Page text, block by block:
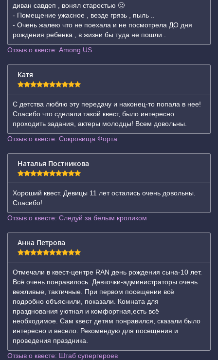
диван савдеп , вонял старостью 🥴
- Помещение ужасное , везде грязь , пыль ..
- Очень жалею что не поехала и не посмотрела ДО дня
рождения ребенка , в жизни бы туда не пошли .
Отзыв о квесте: Among US
Катя
С детства люблю эту передачу и наконец-то попала в нее!
Спасибо что сделали такой квест, было интересно
проходить задания, актеры молодцы! Всем довольны.
Отзыв о квесте: Сокровища Форта
Наталья Постникова
Хороший квест. Девицы 11 лет остались очень довольны.
Спасибо!
Отзыв о квесте: Следуй за белым кроликом
Анна Петрова
Отмечали в квест-центре RAN день рождения сына-10 лет.
Всё очень понравилось. Девчочки-администраторы очень
вежливые, тактичные. При первом посещении всё
подробно объяснили, показали. Комната для
празднования уютная и комфортная,есть всё
необходимое. Сам квест детям понравился, сказали было
интересно и весело. Рекомендую для посещения и
проведения праздника.
Отзыв о квесте: Штаб супергероев